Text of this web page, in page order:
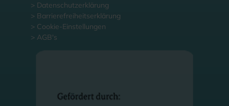
> Datenschutzerklärung
> Barrierefreiheitserklärung
> Cookie-Einstellungen
> AGB's